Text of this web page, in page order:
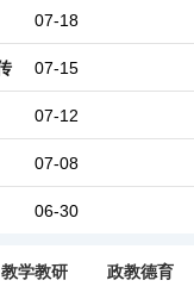
07-18
07-15
07-12
07-08
06-30
教学教研
政教德育